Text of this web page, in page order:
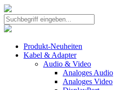
Produkt-Neuheiten
Kabel & Adapter
Audio & Video
Analoges Audio
Analoges Video